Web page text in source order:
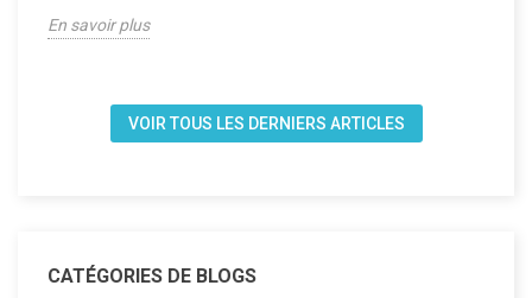
En savoir plus
VOIR TOUS LES DERNIERS ARTICLES
CATÉGORIES DE BLOGS